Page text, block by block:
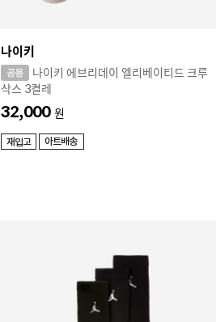
나이키
나이키 에브리데이 엘리베이티드 크루
삭스 3켤레
32,000 원